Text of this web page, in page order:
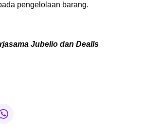
pengelolaan barang.
Jubelio dan Dealls